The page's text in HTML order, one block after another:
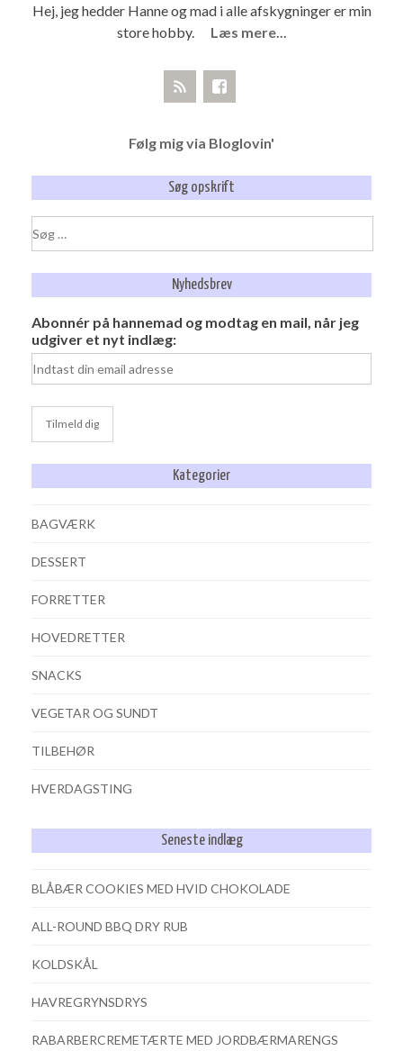
Hej, jeg hedder Hanne og mad i alle afskygninger er min
store hobby. Læs mere...
Følg mig via Bloglovin'
Søg opskrift
efter:
Nyhedsbrev
Abonnér på hannemad og modtag en mail, når jeg
udgiver et nyt indlæg:
Kategorier
BAGVÆRK
DESSERT
FORRETTER
HOVEDRETTER
SNACKS
VEGETAR OG SUNDT
TILBEHØR
HVERDAGSTING
Seneste indlæg
BLÅBÆR COOKIES MED HVID CHOKOLADE
ALL-ROUND BBQ DRY RUB
KOLDSKÅL
HAVREGRYNSDRYS
RABARBERCREMETÆRTE MED JORDBÆRMARENGS